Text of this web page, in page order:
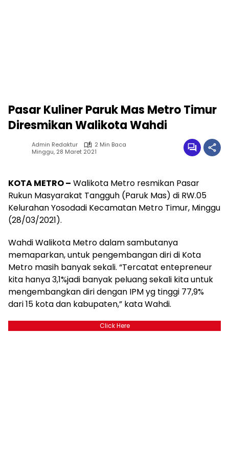
Pasar Kuliner Paruk Mas Metro Timur
Diresmikan Walikota Wahdi
Admin Redaktur
2 Min Baca
Minggu, 28 Maret 2021
KOTA METRO – Walikota Metro resmikan Pasar
Rukun Masyarakat Tangguh (Paruk Mas) di RW.05
Kelurahan Yosodadi Kecamatan Metro Timur, Minggu
(28/03/2021).
Wahdi Walikota Metro dalam sambutanya
memaparkan, untuk pengembangan diri di Kota
Metro masih banyak sekali. “Tercatat entepreneur
kita hanya 3,1%jadi banyak peluang sekali kita untuk
mengembangkan diri dengan IPM yg tinggi 77,9%
dari 15 kota dan kabupaten,” kata Wahdi.
Click Here